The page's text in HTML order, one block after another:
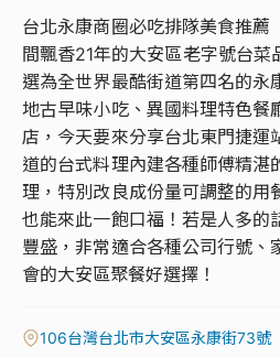
台北永康商圈必吃排隊美食推薦
間飄香21年的大安區老字號台菜
選為全世界最酷街道第四名的永
地古早味小吃、異國料理特色餐
店，今天要來分享台北東門捷運
道的台式料理內建各種師傅精湛
理，特別改良成份量可調整的用
也能來此一飽口福！若是人多的
豐盛，非常適合各種公司行號、
會的大安區聚餐好選擇！
106台灣台北市大安區永康街73號